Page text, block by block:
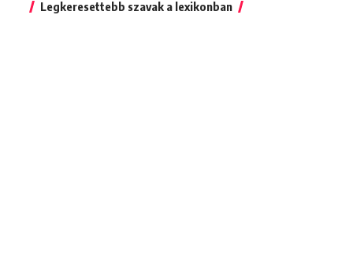
Legkeresettebb szavak a lexikonban